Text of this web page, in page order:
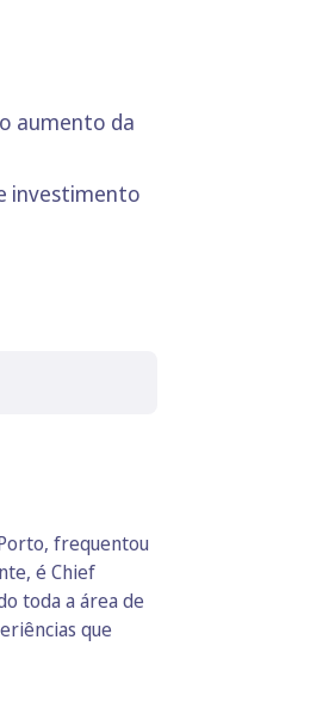
aumento da
investimento
frequentou
é Chief
toda a área de
que